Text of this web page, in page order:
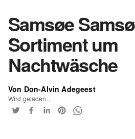
Samsøe
Sortiment um
Nachtwäsche
Von Don-Alvin Adegeest
Wird geladen...